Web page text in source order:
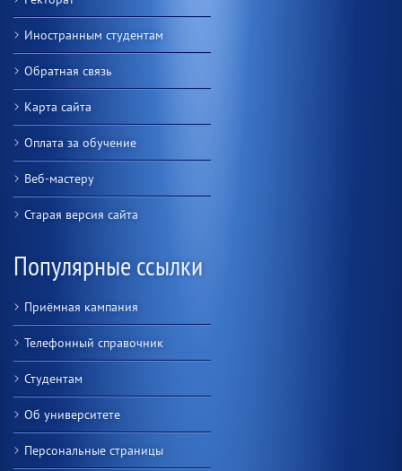
Иностранным студентам
Обратная связь
Карта сайта
Оплата за обучение
Веб-мастеру
Старая версия сайта
Популярные ссылки
Приёмная кампания
Телефонный справочник
Студентам
Об университете
Персональные страницы